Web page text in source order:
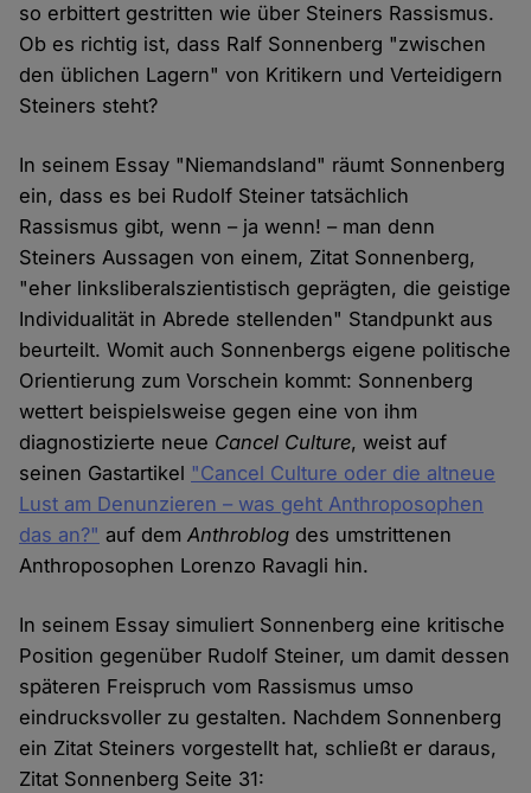
so erbittert gestritten wie über Steiners Rassismus.
Ob es richtig ist, dass Ralf Sonnenberg "zwischen
den üblichen Lagern" von Kritikern und Verteidigern
Steiners steht?
In seinem Essay "Niemandsland" räumt Sonnenberg
ein, dass es bei Rudolf Steiner tatsächlich
Rassismus gibt, wenn – ja wenn! – man denn
Steiners Aussagen von einem, Zitat Sonnenberg,
"eher linksliberal­szien­tistisch geprägten, die geistige
Individualität in Abrede stel­lenden" Standpunkt aus
beurteilt. Womit auch Sonnenbergs eigene politische
Orientierung zum Vorschein kommt: Sonnenberg
wettert beispielsweise gegen eine von ihm
diagnostizierte neue Cancel Culture, weist auf
seinen Gastartikel "Cancel Culture oder die altneue
Lust am Denunzieren – was geht Anthroposophen
das an?" auf demAnthroblog des umstrittenen
Anthroposophen Lorenzo Ravagli hin.
In seinem Essay simuliert Sonnenberg eine kritische
Position gegenüber Rudolf Steiner, um damit dessen
späteren Freispruch vom Rassismus umso
eindrucksvoller zu gestalten. Nachdem Sonnenberg
ein Zitat Steiners vorgestellt hat, schließt er daraus,
Zitat Sonnenberg Seite 31: